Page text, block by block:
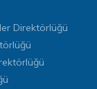
Direktörlüğü